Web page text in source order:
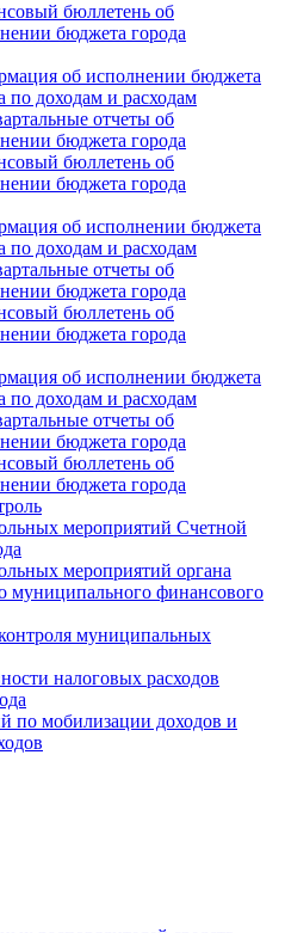
бюллетень об
бюджета города
об исполнении бюджета
по доходам и расходам
отчеты об
бюджета города
бюллетень об
бюджета города
об исполнении бюджета
по доходам и расходам
отчеты об
бюджета города
бюллетень об
бюджета города
об исполнении бюджета
по доходам и расходам
отчеты об
бюджета города
бюллетень об
бюджета города
мероприятий Счетной
мероприятий органа
муниципального финансового
муниципальных
налоговых расходов
по мобилизации доходов и